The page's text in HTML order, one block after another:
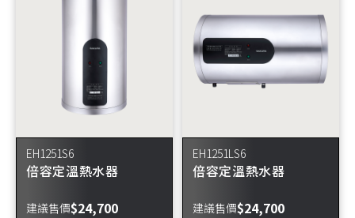
EH1251S6
倍容定溫熱水器
建議售價$24,700
EH1251LS6
倍容定溫熱水器
建議售價$24,700